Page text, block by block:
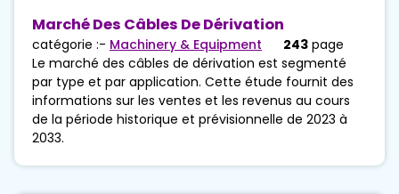
Marché Des Câbles De Dérivation
catégorie :- Machinery & Equipment 243 page
Le marché des câbles de dérivation est segmenté
par type et par application. Cette étude fournit des
informations sur les ventes et les revenus au cours
de la période historique et prévisionnelle de 2023 à
2033.